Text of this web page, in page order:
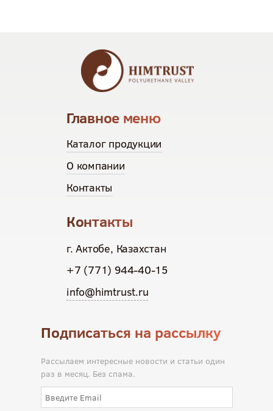
Главное меню
Каталог продукции
О компании
Контакты
Контакты
г. Актобе, Казахстан
+7 (771) 944-40-15
info@himtrust.ru
Подписаться на рассылку
Рассылаем интересные новости и статьи один
раз в месяц. Без спама.